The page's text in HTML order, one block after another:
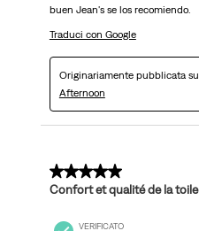
buen Jean's se los recomiendo.
Traduci con Google
Originariamente pubblicata su
Afternoon
5 su 5 stelle.
Confort et qualité de la toile
VERIFICATO